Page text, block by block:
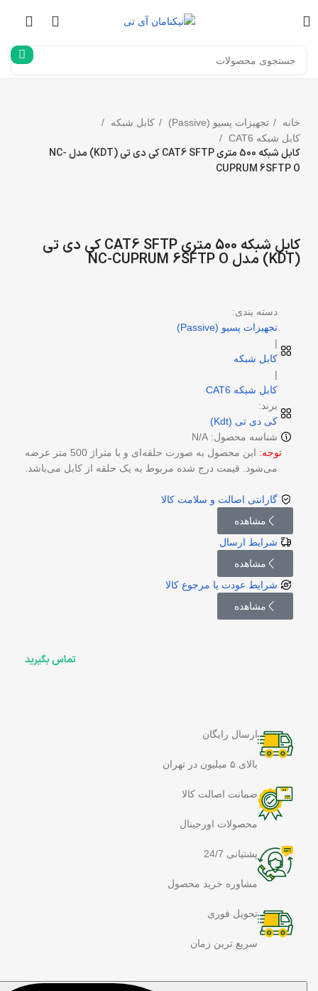
خانه تجهیزات پسیو (Passive)
کابل شبکه
کابل شبکه CAT6
کابل شبکه 500 متری CAT6 SFTP کی دی تی (KDT) مدل NC-
CUPRUM 6SFTP O
کابل شبکه 500 متری CAT6 SFTP کی دی تی
(KDT) مدل NC-CUPRUM 6SFTP O
دسته بندی:
تجهیزات پسیو (Passive)
|
کابل شبکه
|
کابل شبکه CAT6
برند:
کی دی تی (Kdt)
شناسه محصول: N/A
توجه:
این محصول به صورت حلقه‌ای و با متراژ 500 متر عرضه
می‌شود. قیمت درج شده مربوط به یک حلقه از کابل می‌باشد.
گارانتی اصالت و سلامت کالا
مشاهده
شرایط ارسال
مشاهده
شرایط عودت یا مرجوع کالا
مشاهده
تماس بگیرید
ارسال رایگان
بالای ۵ میلیون در تهران
ضمانت اصالت کالا
محصولات اورجینال
پشتیانی 24/7
مشاوره خرید محصول
تحویل فوری
سریع ترین زمان